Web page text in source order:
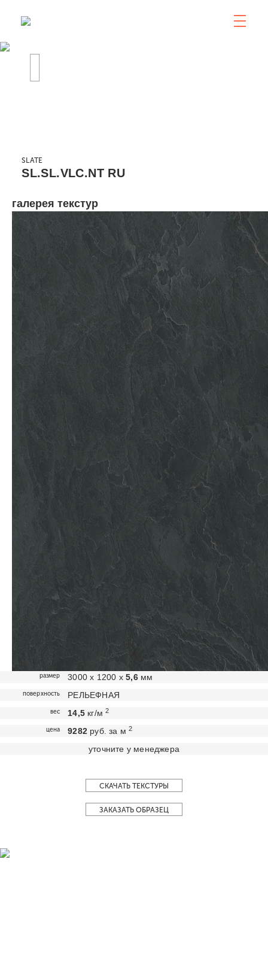
SLATE
SL.SL.VLC.NT RU
галерея текстур
размер 3000 х 1200 х5,6мм
поверхность РЕЛЬЕФНАЯ
вес 14,5 кг/м2
цена 9282 руб. за м2
уточните у менеджера
СКАЧАТЬ ТЕКСТУРЫ
ЗАКАЗАТЬ ОБРАЗЕЦ